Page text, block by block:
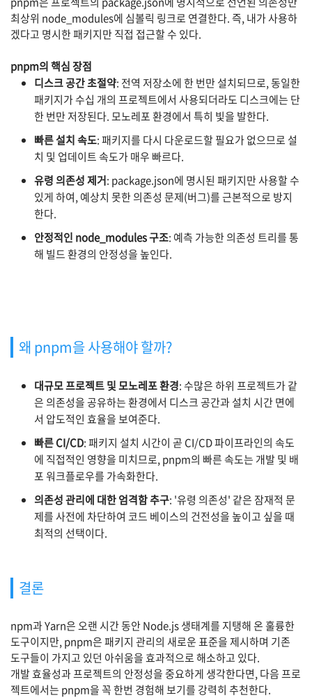
최상위 node_modules에 심볼릭 링크로 연결한다. 즉, 내가 사용하
겠다고 명시한 패키지만 직접 접근할 수 있다.
pnpm의 핵심 장점
디스크 공간 초절약: 전역 저장소에 한 번만 설치되므로, 동일한
패키지가 수십 개의 프로젝트에서 사용되더라도 디스크에는 단
한 번만 저장된다. 모노레포 환경에서 특히 빛을 발한다.
빠른 설치 속도: 패키지를 다시 다운로드할 필요가 없으므로 설
치 및 업데이트 속도가 매우 빠르다.
유령 의존성 제거: package.json에 명시된 패키지만 사용할 수
있게 하여, 예상치 못한 의존성 문제(버그)를 근본적으로 방지
한다.
안정적인 node_modules구조: 예측 가능한 의존성 트리를 통
해 빌드 환경의 안정성을 높인다.
왜 pnpm을 사용해야 할까?
대규모 프로젝트 및 모노레포 환경: 수많은 하위 프로젝트가 같
은 의존성을 공유하는 환경에서 디스크 공간과 설치 시간 면에
서 압도적인 효율을 보여준다.
빠른 CI/CD: 패키지 설치 시간이 곧 CI/CD 파이프라인의 속도
에 직접적인 영향을 미치므로,pnpm의 빠른 속도는 개발 및 배
포 워크플로우를 가속화한다.
의존성 관리에 대한 엄격함 추구: '유령 의존성' 같은 잠재적 문
제를 사전에 차단하여 코드 베이스의 건전성을 높이고 싶을 때
최적의 선택이다.
결론
npm과Yarn은 오랜 시간 동안 Node.js 생태계를 지탱해 온 훌륭한
도구이지만,pnpm은 패키지 관리의 새로운 표준을 제시하며 기존
도구들이 가지고 있던 아쉬움을 효과적으로 해소하고 있다.
개발 효율성과 프로젝트의 안정성을 중요하게 생각한다면, 다음 프로
젝트에서는 pnpm을 꼭 한번 경험해 보기를 강력히 추천한다.